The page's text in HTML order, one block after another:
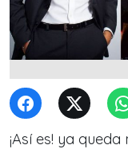
¡Así es! ya